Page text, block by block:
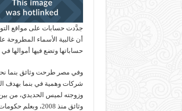
أن غالبية الأسماء المطروحة
حساباتها وتضع فيها أموالها
شركات وهمية في بنما بهدف
وزوجته لميس الحديدي، من
وثائق منذ 2008، وبعلم حكومات مبارك ومن بعده وريثه العسكري المنقلب السيسي.